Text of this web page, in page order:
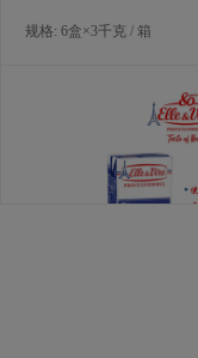
多焙乐卷形白巧克力
规格: 1盒×4千克 / 箱
规格: 6盒×3千克 / 箱